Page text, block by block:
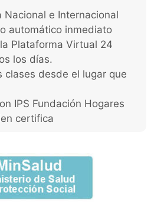
Nacional e Internacional
automático inmediato
Plataforma Virtual 24
los días.
clases desde el lugar que
IPS Fundación Hogares
certifica